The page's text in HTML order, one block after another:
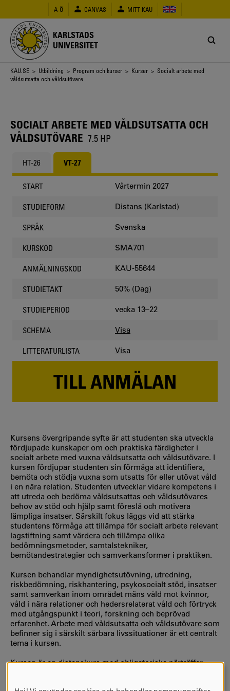
huvudinnehåll
A-Ö CANVAS MITT KAU
KARLSTADS
UNIVERSITET
Länkstig
KAU.SE > Utbildning > Program och kurser > Kurser > Socialt arbete med
våldsutsatta och våldsutövare
SOCIALT ARBETE MED VÅLDSUTSATTA OCH
VÅLDSUTÖVARE 7.5 HP
HT-26 VT-27
START Vårtermin 2027
STUDIEFORM Distans (Karlstad)
SPRÅK Svenska
KURSKOD SMA701
ANMÄLNINGSKOD KAU-55644
STUDIETAKT 50% (Dag)
STUDIEPERIOD vecka 13–22
SCHEMA Visa
LITTERATURLISTA Visa
TILL ANMÄLAN
Kursens övergripande syfte är att studenten ska utveckla
fördjupade kunskaper om och praktiska färdigheter i
socialt arbete med vuxna våldsutsatta och våldsutövare. I
kursen fördjupar studenten sin förmåga att identifiera,
bemöta och stödja vuxna som utsatts för eller utövat våld
i en nära relation. Studenten utvecklar vidare kompetens i
att utreda och bedöma våldsutsattas och våldsutövares
behov av stöd och hjälp samt föreslå och motivera
lämpliga insatser. Särskilt fokus läggs vid att stärka
studentens förmåga att tillämpa för socialt arbete relevant
lagstiftning samt värdera och tillämpa olika
bedömningsmetoder, samtalstekniker,
bemötandestrategier och samverkansformer i praktiken.
Kursen behandlar myndighetsutövning, utredning,
riskbedömning, riskhantering, psykosocialt stöd, insatser
samt samverkan inom området mäns våld mot kvinnor,
våld i nära relationer och hedersrelaterat våld och förtryck
med utgångspunkt i teori, forskning och beprövad
erfarenhet. Arbete med våldsutsatta och våldsutövare som
befinner sig i särskilt sårbara livssituationer är ett centralt
tema i kursen.
Kursen är en distanskurs med obligatoriska närträffar.